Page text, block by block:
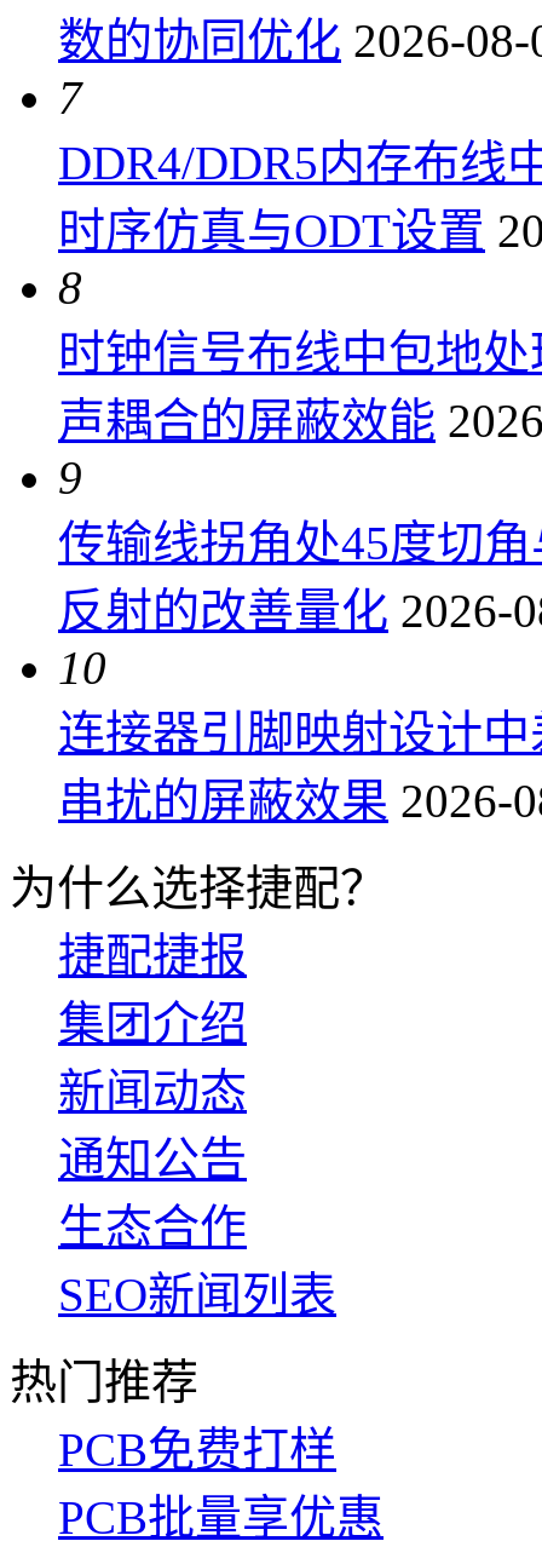
数的协同优化 2026-
7
DDR4/DDR5内存布线
时序仿真与ODT设置
8
时钟信号布线中包地
声耦合的屏蔽效能
9
传输线拐角处45度切
反射的改善量化 2026-
10
连接器引脚映射设计
串扰的屏蔽效果 2026-
为什么选择捷配？
捷配捷报
集团介绍
新闻动态
通知公告
生态合作
SEO新闻列表
热门推荐
PCB免费打样
PCB批量享优惠